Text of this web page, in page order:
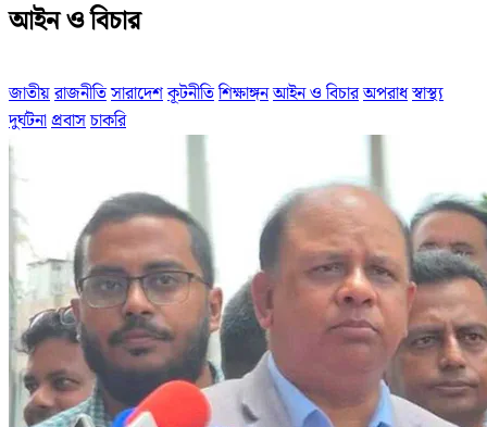
আইন ও বিচার
জাতীয়রাজনীতিসারাদেশকূটনীতিশিক্ষাঙ্গনআইন ও বিচারঅপরাধস্বাস্থ্য
দুর্ঘটনাপ্রবাসচাকরি